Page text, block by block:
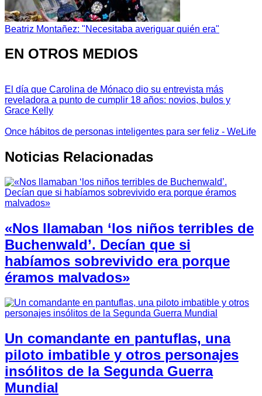
Beatriz Montañez: "Necesitaba averiguar quién era"
EN OTROS MEDIOS
El día que Carolina de Mónaco dio su entrevista más
reveladora a punto de cumplir 18 años: novios, bulos y
Grace Kelly
Once hábitos de personas inteligentes para ser feliz - WeLife
Noticias Relacionadas
«Nos llamaban ‘los niños terribles de
Buchenwald’. Decían que si
habíamos sobrevivido era porque
éramos malvados»
Un comandante en pantuflas, una
piloto imbatible y otros personajes
insólitos de la Segunda Guerra
Mundial